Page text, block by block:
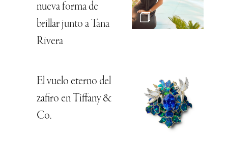
nueva forma de
brillar junto a Tana
Rivera
El vuelo eterno del
zafiro en Tiffany &
Co.